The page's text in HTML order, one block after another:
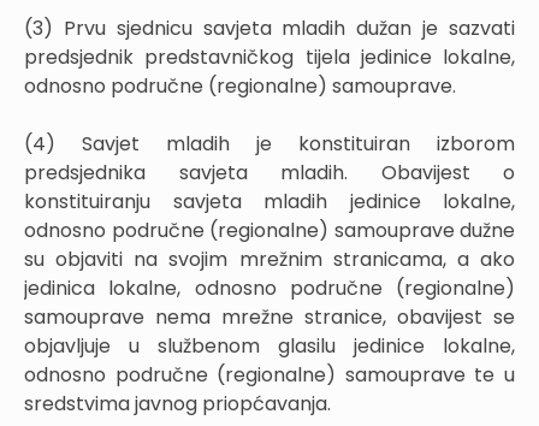
(3) Prvu sjednicu savjeta mladih dužan je sazvati
predsjednik predstavničkog tijela jedinice lokalne,
odnosno područne (regionalne) samouprave.
(4) Savjet mladih je konstituiran izborom
predsjednika savjeta mladih. Obavijest o
konstituiranju savjeta mladih jedinice lokalne,
odnosno područne (regionalne) samouprave dužne
su objaviti na svojim mrežnim stranicama, a ako
jedinica lokalne, odnosno područne (regionalne)
samouprave nema mrežne stranice, obavijest se
objavljuje u službenom glasilu jedinice lokalne,
odnosno područne (regionalne) samouprave te u
sredstvima javnog priopćavanja.